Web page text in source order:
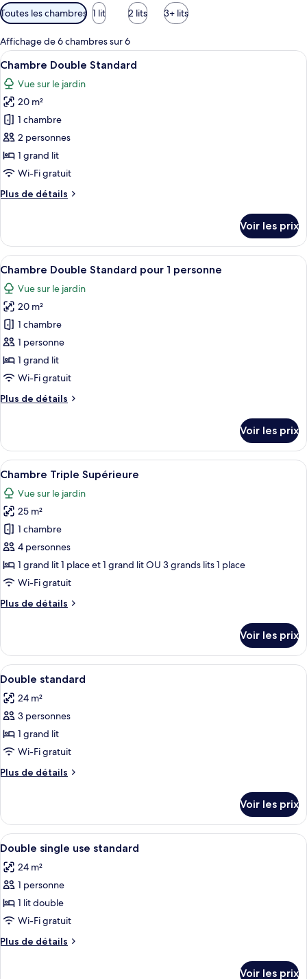
Filtres
disponibles
pour
les
chambres
Toutes les chambres 1 lit 2 lits 3+ lits
Affichage de 6 chambres sur 6
Afficher
toutes
les
photos
pour
ce
type
de
chambre :
Chambre
Une chambre d’hôtel comprenant
12
Chambre Double Standard
Vue sur le jardin
20 m²
1 chambre
2 personnes
1 grand lit
Wi-Fi gratuit
Plus de détails
Plus
le
type
de
Chambre
Double
Standard
Voir les prix
Afficher
toutes
les
photos
pour
ce
type
de
chambre :
Chambre
pour
1
personne
Une chambre d’hôtel avec un lit, un
9
Chambre Double Standard pour 1 personne
Vue sur le jardin
20 m²
1 chambre
1 personne
1 grand lit
Wi-Fi gratuit
Plus de détails
Plus
le
type
de
Chambre
Double
Standard
pour
personne
Voir les prix
Afficher
toutes
les
photos
pour
ce
type
de
chambre :
Chambre
Une chambre d’hôtel avec deux
14
Chambre Triple Supérieure
Vue sur le jardin
25 m²
1 chambre
4 personnes
1 grand lit 1 place et 1 grand lit OU 3 grands lits 1 place
Wi-Fi gratuit
Plus de détails
Plus
le
type
de
Chambre
Triple
Voir les prix
Afficher
toutes
les
photos
pour
ce
type
de
Double
standard
Minibar, coffres-forts dans les
1
Double standard
24 m²
3 personnes
1 grand lit
Wi-Fi gratuit
Plus de détails
Plus
le
type
de
Double
standard
Voir les prix
Afficher
toutes
les
photos
pour
ce
type
de
Minibar, coffres-forts dans les
1
Double single use standard
24 m²
1 personne
1 lit double
Wi-Fi gratuit
Plus de détails
Plus
Voir les prix